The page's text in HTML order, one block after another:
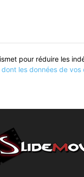
pour réduire les
les données de vos